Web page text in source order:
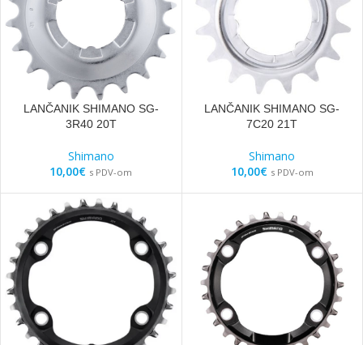
LANČANIK SHIMANO SG-
3R40 20T
Shimano
10,00€ s PDV-om
LANČANIK SHIMANO SG-
7C20 21T
Shimano
10,00€ s PDV-om